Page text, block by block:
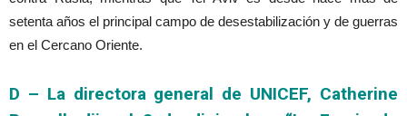
setenta años el principal campo de desestabilización y de guerras
en el Cercano Oriente.
D – La directora general de UNICEF, Catherine